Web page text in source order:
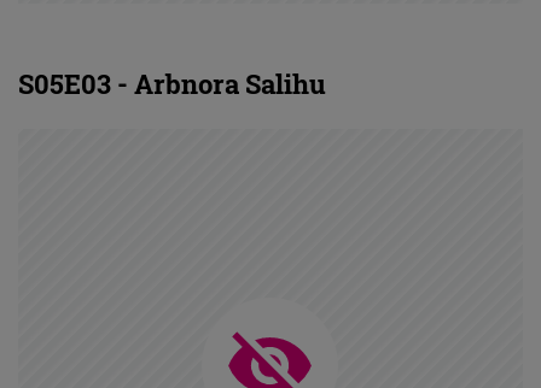
S05E03 - Arbnora Salihu